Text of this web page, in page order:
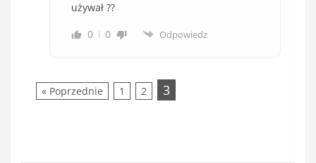
używał ??
0
0 Odpowiedz
« Poprzednie 1 2 3